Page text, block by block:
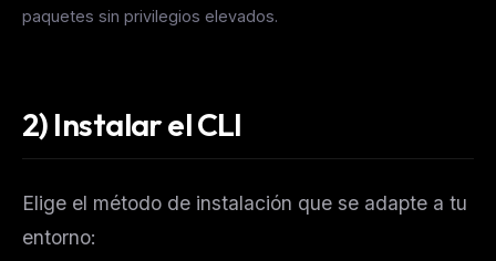
paquetes sin privilegios elevados.
2) Instalar el CLI
Elige el método de instalación que se adapte a tu
entorno: